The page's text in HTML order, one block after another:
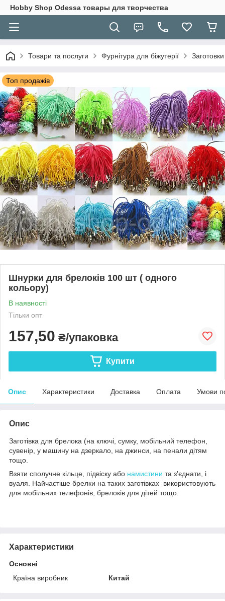
Hobbу Shop Odessa товары для творчества
Товари та послуги Фурнітура для біжутерії
Топ продажів
Шнурки для брелоків 100 шт ( одного
кольору)
В наявності
Тільки опт
157,50 ₴/упаковка
Купити
Опис Характеристики Доставка Оплата Умови
Опис
Заготівка для брелока (на ключі, сумку, мобільний телефон,
сувенір, у машину на дзеркало, на джинси, на пенали дітям
тощо.
Взяти сполучне кільце, підвіску або намистини та з'єднати, і
вуаля. Найчастіше брелки на таких заготівках використовують
для мобільних телефонів, брелоків для дітей тощо.
Характеристики
Основні
Країна виробник
Китай